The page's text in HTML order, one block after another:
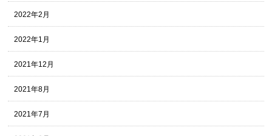
2022年2月
2022年1月
2021年12月
2021年8月
2021年7月